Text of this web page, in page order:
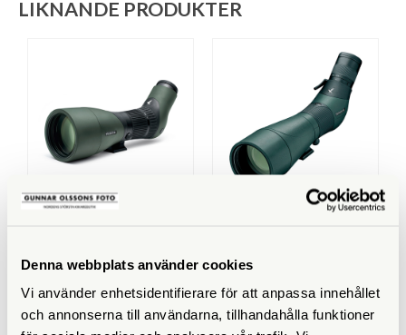
Denna webbplats använder cookies
Vi använder enhetsidentifierare för att anpassa innehållet
och annonserna till användarna, tillhandahålla funktioner
LIKNANDE PRODUKTER
Swarovski
46.500 SEK 38.200 SEK